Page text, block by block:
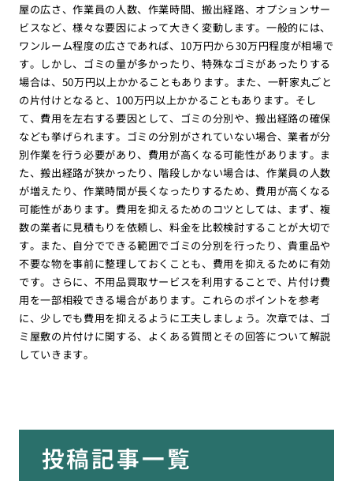
屋の広さ、作業員の人数、作業時間、搬出経路、オプションサー
ビスなど、様々な要因によって大きく変動します。一般的には、
ワンルーム程度の広さであれば、10万円から30万円程度が相場で
す。しかし、ゴミの量が多かったり、特殊なゴミがあったりする
場合は、50万円以上かかることもあります。また、一軒家丸ごと
の片付けとなると、100万円以上かかることもあります。そし
て、費用を左右する要因として、ゴミの分別や、搬出経路の確保
なども挙げられます。ゴミの分別がされていない場合、業者が分
別作業を行う必要があり、費用が高くなる可能性があります。ま
た、搬出経路が狭かったり、階段しかない場合は、作業員の人数
が増えたり、作業時間が長くなったりするため、費用が高くなる
可能性があります。費用を抑えるためのコツとしては、まず、複
数の業者に見積もりを依頼し、料金を比較検討することが大切で
す。また、自分でできる範囲でゴミの分別を行ったり、貴重品や
不要な物を事前に整理しておくことも、費用を抑えるために有効
です。さらに、不用品買取サービスを利用することで、片付け費
用を一部相殺できる場合があります。これらのポイントを参考
に、少しでも費用を抑えるように工夫しましょう。次章では、ゴ
ミ屋敷の片付けに関する、よくある質問とその回答について解説
していきます。
投稿記事一覧